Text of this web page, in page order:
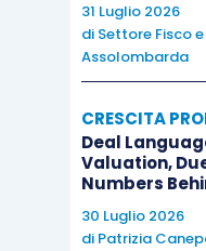
31 Luglio 2026
di Settore Fisco
Assolombarda
CRESCITA
Deal
Valuation,
Numbers
30 Luglio 2026
di Patrizia